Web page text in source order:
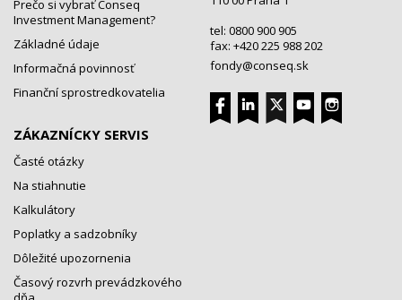
Prečo si vybrať Conseq
Investment Management?
Základné údaje
Informačná povinnosť
Finanční sprostredkovatelia
ZÁKAZNÍCKY SERVIS
Časté otázky
Na stiahnutie
Kalkulátory
Poplatky a sadzobníky
Dôležité upozornenia
Časový rozvrh prevádzkového
tel: 0800 900 905
fax: +420 225 988 202
fondy@conseq.sk